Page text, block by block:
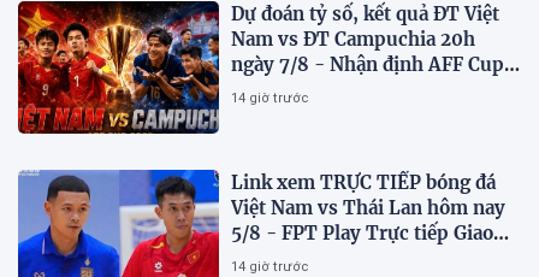
Dự đoán tỷ số, kết quả ĐT Việt
Nam vs ĐT Campuchia 20h
ngày 7/8 - Nhận định AFF Cup
2026
14 giờ trước
Link xem TRỰC TIẾP bóng đá
Việt Nam vs Thái Lan hôm nay
5/8 - FPT Play Trực tiếp Giao
hữu futsal 2026
14 giờ trước